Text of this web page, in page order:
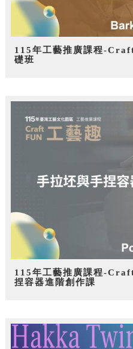
115年工藝推廣課程-
礎班
115年工藝推廣課程-
捏容器進階創作課